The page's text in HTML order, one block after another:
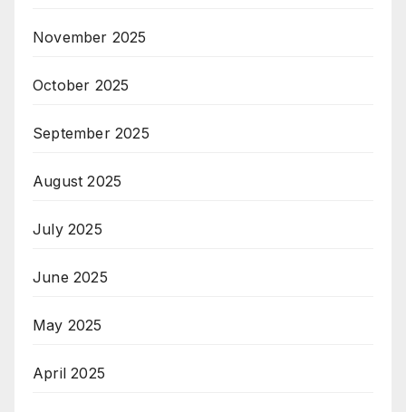
November 2025
October 2025
September 2025
August 2025
July 2025
June 2025
May 2025
April 2025